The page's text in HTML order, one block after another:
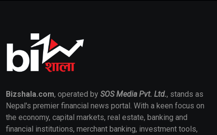
Bizshala.com, operated by SOS Media Pvt. Ltd., stands as
Nepal's premier financial news portal. With a keen focus on
the economy, capital markets, real estate, banking and
financial institutions, merchant banking, investment tools,